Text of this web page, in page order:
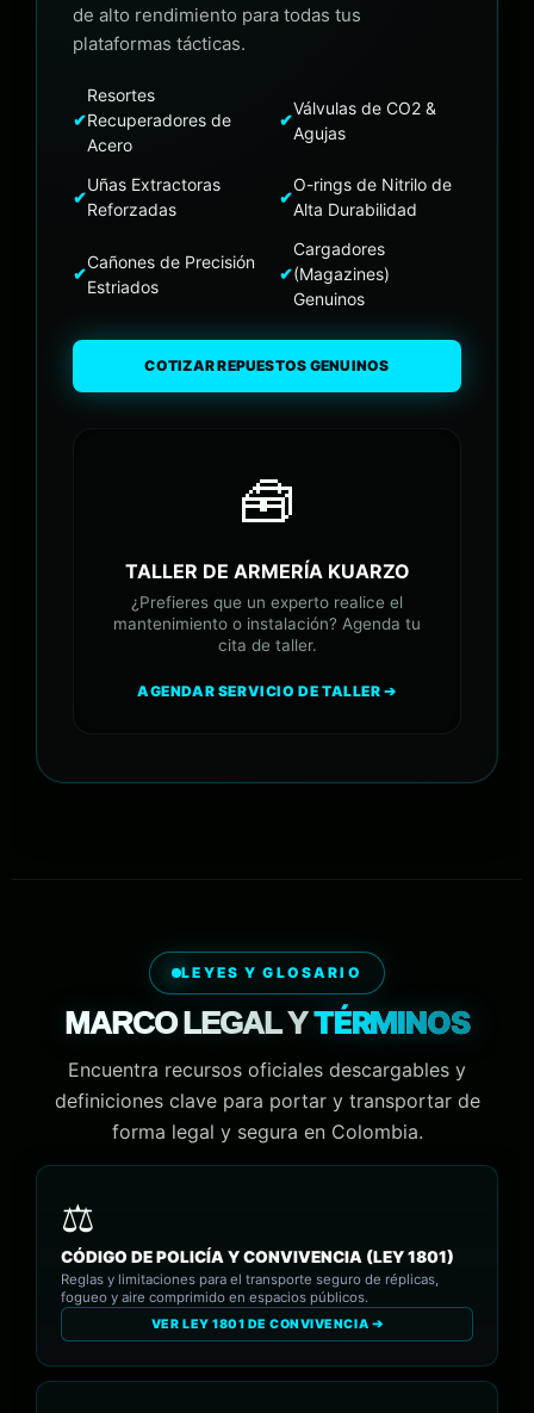
de alto rendimiento para todas tus
plataformas tácticas.
✔
Resortes
Recuperadores de
Acero
✔
Válvulas de CO2 &
Agujas
✔
Uñas Extractoras
Reforzadas
✔
O-rings de Nitrilo de
Alta Durabilidad
✔
Cañones de Precisión
Estriados
✔
Cargadores
(Magazines)
Genuinos
COTIZAR REPUESTOS GENUINOS
🧰
TALLER DE ARMERÍA KUARZO
¿Prefieres que un experto realice el
mantenimiento o instalación? Agenda tu
cita de taller.
AGENDAR SERVICIO DE TALLER ➔
LEYES Y GLOSARIO
MARCO LEGAL YTÉRMINOS
Encuentra recursos oficiales descargables y
definiciones clave para portar y transportar de
forma legal y segura en Colombia.
CÓDIGO DE POLICÍA Y CONVIVENCIA (LEY 1801)
Reglas y limitaciones para el transporte seguro de réplicas,
fogueo y aire comprimido en espacios públicos.
VER LEY 1801 DE CONVIVENCIA ➔